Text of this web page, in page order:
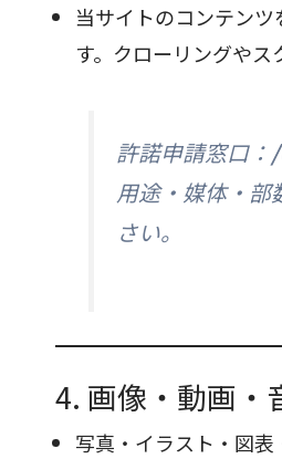
当サイトのコンテンツ
す。クローリングやス
許諾申請窓口：
用途・媒体・部
さい。
4. 画像・動画・
写真・イラスト・図